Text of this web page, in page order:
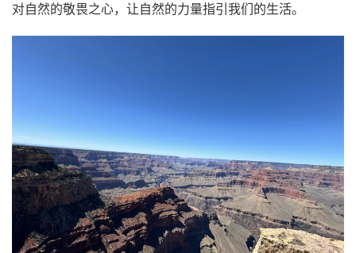
对自然的敬畏之心，让自然的力量指引我们的生活。